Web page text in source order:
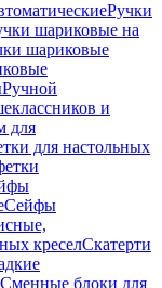
Ручки
шариковые на
шариковые
Ручной
и
для
для настольных
Сейфы
креселСкатерти
Сменные блоки для